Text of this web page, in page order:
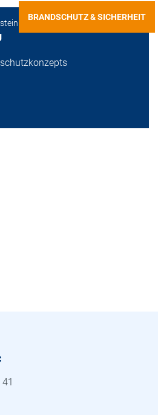
BRANDSCHUTZ & SICHERHEIT
Festland, Deutschland